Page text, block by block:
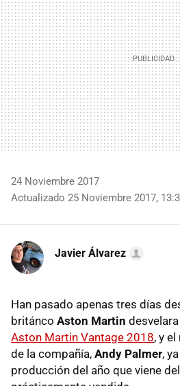
24 Noviembre 2017
Actualizado 25 Noviembre 2017,
Javier Álvarez
Han pasado apenas tres días
británco Aston Martin
Aston Martin Vantage 2018, y
de la compañía, Andy Palmer,
producción del año que viene